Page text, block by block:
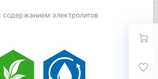
содержанием электролитов